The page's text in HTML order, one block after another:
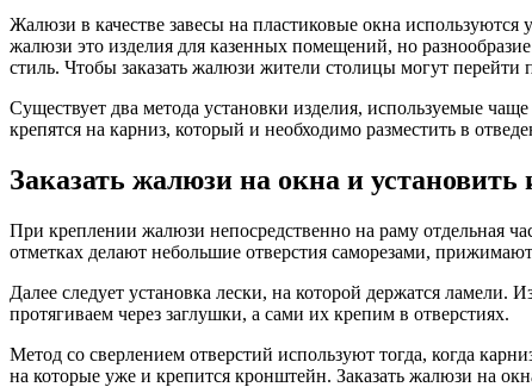
Жалюзи в качестве завесы на пластиковые окна
жалюзи это изделия для казенных помещений, но
стиль. Чтобы заказать жалюзи жители столицы могут перейти
Существует два метода установки изделия, используемые
крепятся на карниз, который и необходимо разместить в
Заказать жалюзи на окна и установить
При креплении жалюзи непосредственно на раму отдельная
отметках делают небольшие отверстия саморезами,
Далее следует установка лески, на которой держатся ламели.
протягиваем через заглушки, а сами их крепим в отверстиях.
Метод со сверлением отверстий используют тогда, когда
на которые уже и крепится кронштейн. Заказать жалюзи на